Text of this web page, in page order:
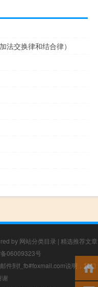
法交换律和结合律）
by 网站分类目录 | 精选推荐文章
06009323号
件到f_fb#foxmail.com说明，我们
谢